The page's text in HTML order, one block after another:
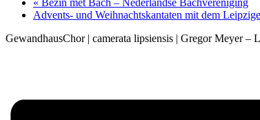
Advents- und Weihnachtskantaten mit dem
GewandhausChor | camerata lipsiensis | Gregor Meyer